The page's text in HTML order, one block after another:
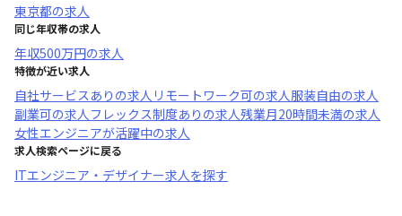
東京都の求人
同じ年収帯の求人
年収500万円の求人
特徴が近い求人
自社サービスあり の求人 リモートワーク可の求人服装自由の求人
副業可の求人フレックス制度あり の求人残業月20時間未満の求人
女性エンジニアが活躍中の求人
求人検索ページに戻る
ITエンジニア・デザイナー求人を探す